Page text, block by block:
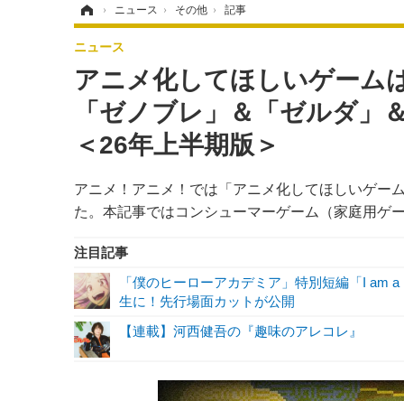
› ニュース › その他 › 記事
アニメ化してほしいゲーム
「ゼノブレ」＆「ゼルダ
＜26年上半期版＞
アニメ！アニメ！では「アニメ化してほしいゲー
た。本記事ではコンシューマーゲーム（家庭用ゲ
ニュース
注目記事
「僕のヒーローアカデミア」特別短編「I am
生に！先行場面カットが公開
【連載】河西健吾の『趣味のアレコレ』